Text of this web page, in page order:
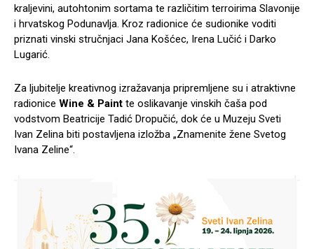
kraljevini, autohtonim sortama te različitim terroirima Slavonije
i hrvatskog Podunavlja. Kroz radionice će sudionike voditi
priznati vinski stručnjaci Jana Košćec, Irena Lučić i Darko
Lugarić.
Za ljubitelje kreativnog izražavanja pripremljene su i atraktivne
radionice Wine & Paint te oslikavanje vinskih čaša pod
vodstvom Beatricije Tadić Dropučić, dok će u Muzeju Sveti
Ivan Zelina biti postavljena izložba „Znamenite žene Svetog
Ivana Zeline“.